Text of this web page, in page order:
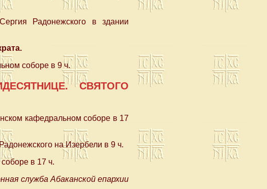
Радонежского в здании
соборе в 9 ч.
СВЯТОГО
кафедральном соборе в 17
на Изербели в 9 ч.
в 17 ч.
служба Абаканской епархии